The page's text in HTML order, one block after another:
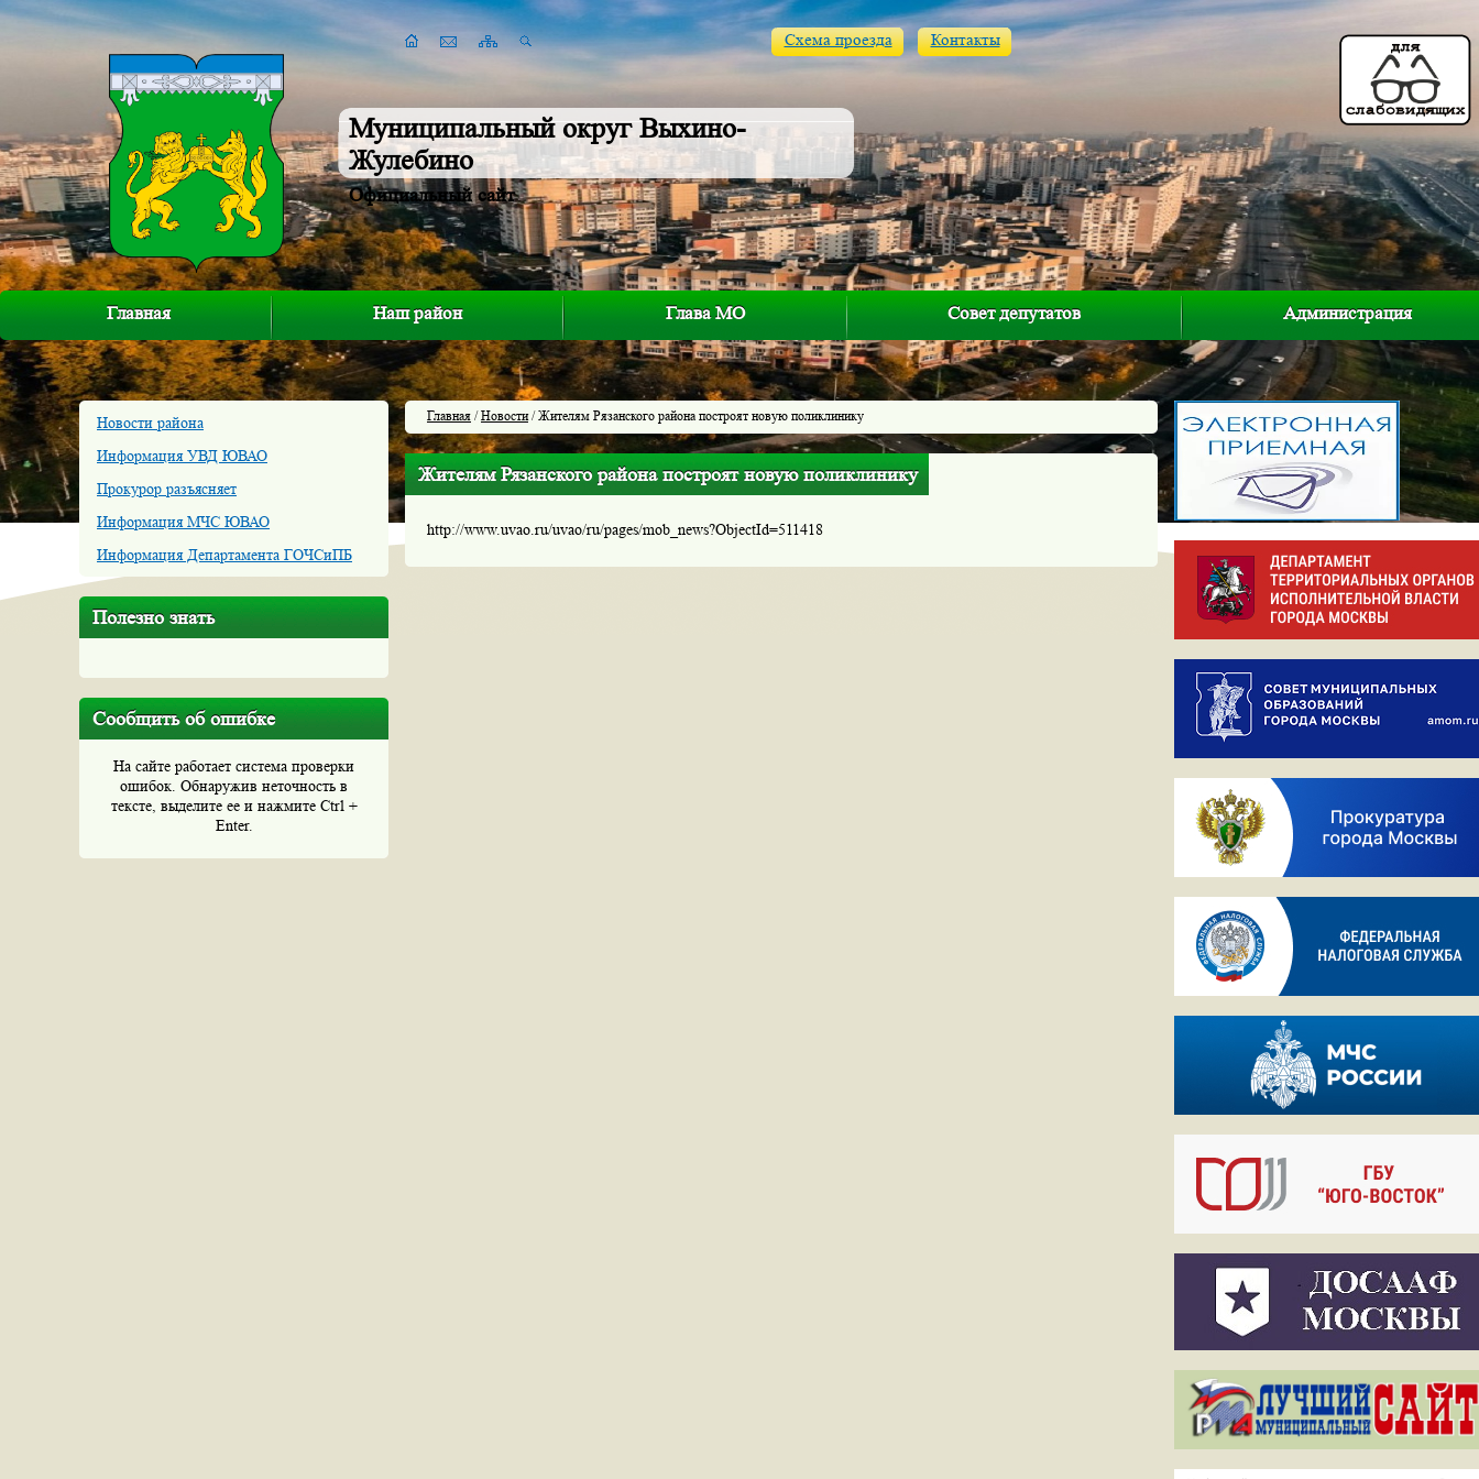
Муниципальный округ Выхино-
Жулебино
Официальный сайт
Схема проезда Контакты
Главная Наш район Глава МО Совет депутатов Администрация
Новости района
Информация УВД ЮВАО
Прокурор разъясняет
Информация МЧС ЮВАО
Информация Департамента ГОЧСиПБ
Полезно знать
Сообщить об ошибке
На сайте работает система проверки
ошибок. Обнаружив неточность в
тексте, выделите ее и нажмите Ctrl +
Enter.
Главная /Новости/ Жителям Рязанского района построят новую поликлинику
Жителям Рязанского района построят новую поликлинику
http://www.uvao.ru/uvao/ru/pages/mob_news?ObjectId=511418